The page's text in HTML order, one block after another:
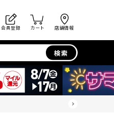
会員登録 カート 店舗情報
検索